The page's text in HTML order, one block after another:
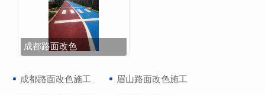
成都路面改色
成都路面改色施工 眉山路面改色施工